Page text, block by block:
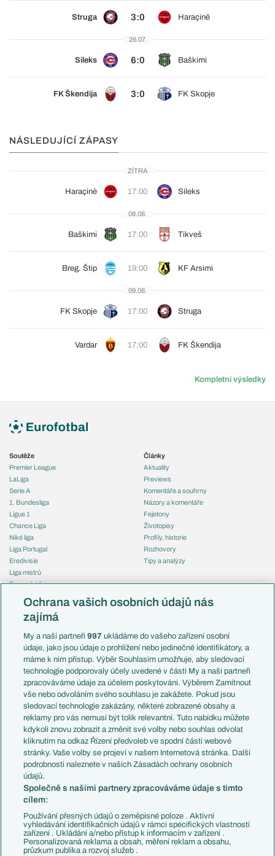
Struga 3:0 Haraçinë
26.07.
Sileks 6:0 Baškimi
FK Škendija 3:0 FK Skopje
NÁSLEDUJÍCÍ ZÁPASY
ZÍTRA
Haraçinë 17:00 Sileks
08.08.
Baškimi 17:00 Tikveš
Breg. Štip 19:00 KF Arsimi
09.08.
FK Skopje 17:00 Struga
Vardar 17:00 FK Škendija
Kompletní výsledky
Soutěže
Premier League
LaLiga
Serie A
1. Bundesliga
Ligue 1
Chance Liga
Niké liga
Liga Portugal
Eredivisie
Liga mistrů
Evropská liga
Mistrovství světa
Liga národů
Témata
Představení týmů MS
EuroSkauting
PL v kostce
Evropské koeficienty
Přestupy
Přestupové spekulace
Zranění
Kluby
Arsenal FC
Chelsea FC
Manchester United
AC Milán
Juventus FC
Bayern Mnichov
FC Barcelona
Real Madrid
Články
Aktuality
Previews
Komentáře a souhrny
Názory a komentáře
Fejetony
Životopisy
Profily, historie
Rozhovory
Tipy a analýzy
Česko
Francie
Itálie
Německo
Španělsko
Argentina
Brazílie
Přestupy
Zápasy
Livescore
Tipovací soutěž
Ochrana vašich osobních údajů nás
zajímá
My a naši partneři997 ukládáme do vašeho zařízení osobní
údaje, jako jsou údaje o prohlížení nebo jedinečné identifikátory, a
máme k nim přístup. Výběr Souhlasím umožňuje, aby sledovací
technologie podporovaly účely uvedené v části My a naši partneři
zpracováváme údaje za účelem poskytování. Výběrem Zamítnout
vše nebo odvoláním svého souhlasu je zakážete. Pokud jsou
sledovací technologie zakázány, některé zobrazené obsahy a
reklamy pro vás nemusí být tolik relevantní. Tuto nabídku můžete
kdykoli znovu zobrazit a změnit své volby nebo souhlas odvolat
kliknutím na odkaz Řízení předvoleb ve spodní části webové
stránky. Vaše volby se projeví v našem Internetová stránka. Další
podrobnosti naleznete v našich Zásadách ochrany osobních
údajů.
Společně s našimi partnery zpracováváme údaje s tímto
cílem:
Používání přesných údajů o zeměpisné poloze . Aktivní
vyhledávání identifikačních údajů v rámci specifických vlastností
zařízení . Ukládání a/nebo přístup k informacím v zařízení .
Personalizovaná reklama a obsah, měření reklam a obsahu,
průzkum publika a rozvoj služeb .